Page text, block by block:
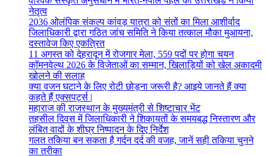
नेतृत्व
2036 ओलंपिक संकल्प कांवड़ यात्रा को संतों का मिला आशीर्वाद
जिलाधिकारी द्वारा गठित जांच समिति ने किया तत्काल मौका मुआयना,
दस्तावेज किए एकत्रित
11 अगस्त को देहरादून में रोजगार मेला, 559 पदों पर होगा चयन
कॉमनवेल्थ 2026 के विजेताओं का सम्मान, खिलाड़ियों को खेल अकादमी
खोलने की सलाह
क्या वजन घटाने के लिए रोटी छोड़ना जरूरी है? आइये जानते हैं क्या
कहते हैं एक्सपर्ट्स |
महाराज की राजस्थान के मुख्यमंत्री से शिष्टाचार भेंट
तहसील दिवस में जिलाधिकारी ने शिकायतों के समयबद्ध निस्तारण और
लंबित वादों के शीघ्र निष्पादन के दिए निर्देश
गलत तकिया बन सकता है गर्दन दर्द की वजह, जानें सही तकिया चुनने
का तरीका